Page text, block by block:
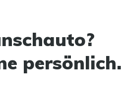
persönlich.